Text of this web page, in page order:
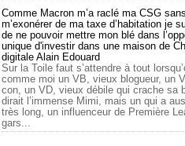
Comme Macron m’a raclé ma CSG sans
m’exonérer de ma taxe d’habitation je
de ne pouvoir mettre mon blé dans
unique d'investir dans une maison de
digitale Alain Edouard
Sur la Toile faut s’attendre à tout
comme moi un VB, vieux blogueur, un
con, un VD, vieux débile qui crache sa
dirait l’immense Mimi, mais un qui a
très long, un influenceur de Première
gars...